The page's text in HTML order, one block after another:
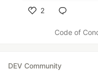
2
Code of
DEV Community